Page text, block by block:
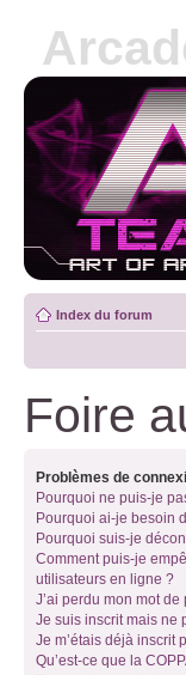
Index du forum
Foire
Problèmes de
Pourquoi ne puis-je
Pourquoi ai-je besoin
Pourquoi suis-je
Comment puis-je
utilisateurs en ligne ?
J’ai perdu mon mot de
Je suis inscrit mais ne
Je m’étais déjà inscrit
Qu’est-ce que la